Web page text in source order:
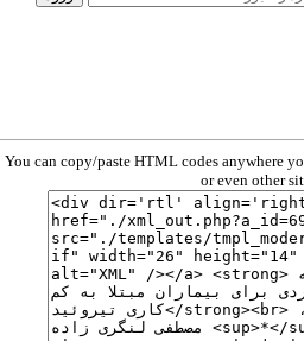
You can copy/paste HTML codes anywhere
or even other